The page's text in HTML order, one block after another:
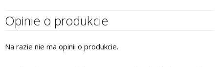
Opinie o produkcie
Na razie nie ma opinii o produkcie.